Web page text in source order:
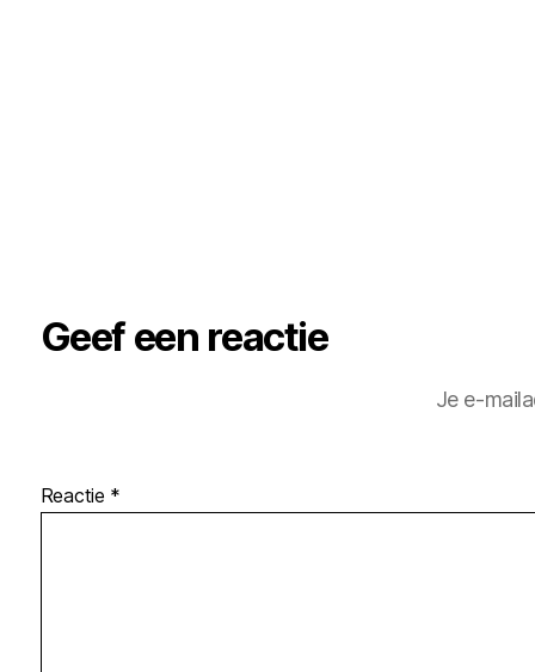
Geef een reactie
Je e-
Reactie *